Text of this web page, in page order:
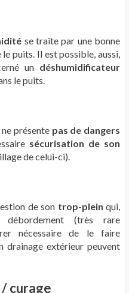
se traite par une bonne
puits. Il est possible, aussi,
un déshumidificateur
le puits.
ne présente pas de dangers
sécurisation de son
de celui-ci).
de son trop-plein qui,
débordement (très rare
nécessaire de le faire
drainage extérieur peuvent
curage